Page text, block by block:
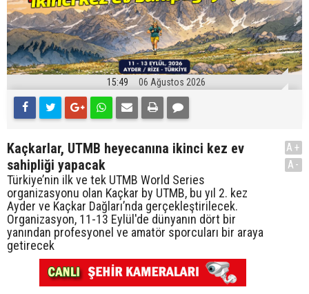
15:49 06 Ağustos 2026
Kaçkarlar, UTMB heyecanına ikinci kez ev
sahipliği yapacak
Türkiye’nin ilk ve tek UTMB World Series
organizasyonu olan Kaçkar by UTMB, bu yıl 2. kez
Ayder ve Kaçkar Dağları’nda gerçekleştirilecek.
Organizasyon, 11-13 Eylül'de dünyanın dört bir
yanından profesyonel ve amatör sporcuları bir araya
getirecek
A+
A-